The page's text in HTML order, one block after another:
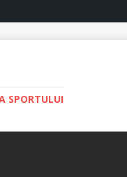
SPORTULUI